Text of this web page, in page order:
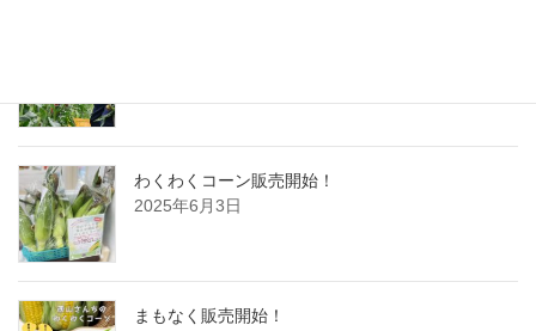
わくわくコーン販売開始！
2025年6月3日
まもなく販売開始！